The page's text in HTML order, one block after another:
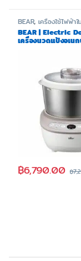
BEAR,เครื่องใช้ไฟฟ้า
BEAR | Electric
เครื่องนวดแป้งอเน
฿6,790.00 ฿